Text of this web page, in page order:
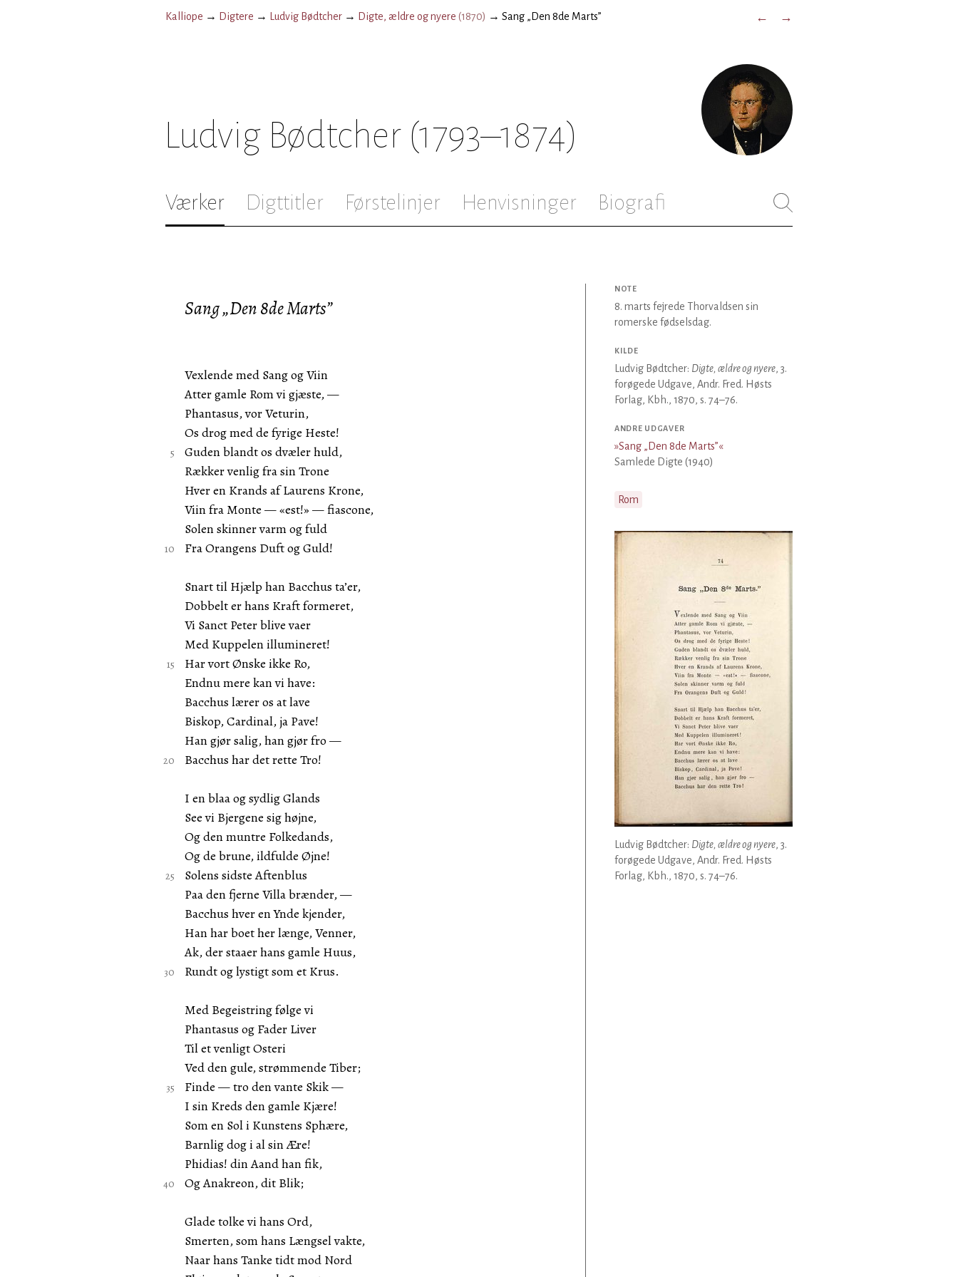
Kalliope → Digtere → Ludvig Bødtcher → Digte, ældre og nyere (1870) → Sang „Den 8de Marts” ← →
Ludvig Bødtcher (1793–1874)
Værker Digttitler Førstelinjer Henvisninger Biografi
Sang „Den 8de Marts”
Vexlende med Sang og Viin
Atter gamle Rom vi gjæste, —
Phantasus, vor Veturin,
Os drog med de fyrige Heste!
Guden blandt os dvæler huld,
Rækker venlig fra sin Trone
Hver en Krands af Laurens Krone,
Viin fra Monte — «est!» — fiascone,
Solen skinner varm og fuld
Fra Orangens Duft og Guld!
Snart til Hjælp han Bacchus ta’er,
Dobbelt er hans Kraft formeret,
Vi Sanct Peter blive vaer
Med Kuppelen illumineret!
Har vort Ønske ikke Ro,
Endnu mere kan vi have:
Bacchus lærer os at lave
Biskop, Cardinal, ja Pave!
Han gjør salig, han gjør fro —
Bacchus har det rette Tro!
I en blaa og sydlig Glands
See vi Bjergene sig højne,
Og den muntre Folkedands,
Og de brune, ildfulde Øjne!
Solens sidste Aftenblus
Paa den fjerne Villa brænder, —
Bacchus hver en Ynde kjender,
Han har boet her længe, Venner,
Ak, der staaer hans gamle Huus,
Rundt og lystigt som et Krus.
Med Begeistring følge vi
Phantasus og Fader Liver
Til et venligt Osteri
Ved den gule, strømmende Tiber;
Finde — tro den vante Skik —
I sin Kreds den gamle Kjære!
Som en Sol i Kunstens Sphære,
Barnlig dog i al sin Ære!
Phidias! din Aand han fik,
Og Anakreon, dit Blik;
Glade tolke vi hans Ord,
Smerten, som hans Længsel vakte,
Naar hans Tanke tidt mod Nord
NOTE
8. marts fejrede Thorvaldsen sin
romerske fødselsdag.
KILDE
Ludvig Bødtcher: Digte, ældre og nyere, 3.
forøgede Udgave, Andr. Fred. Høsts
Forlag, Kbh., 1870, s. 74–76.
ANDRE UDGAVER
»Sang „Den 8de Marts”«
Samlede Digte (1940)
Rom
Ludvig Bødtcher: Digte, ældre og nyere, 3.
forøgede Udgave, Andr. Fred. Høsts
Forlag, Kbh., 1870, s. 74–76.